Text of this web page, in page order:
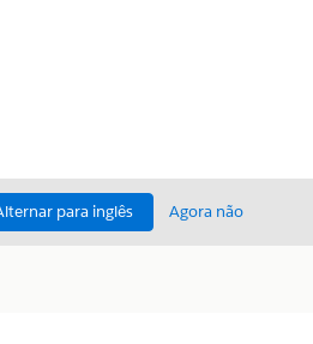
para inglês Agora não